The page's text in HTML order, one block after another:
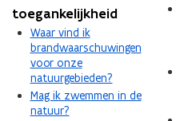
toegankelijkheid
Waar vind ik
brandwaarschuwingen
voor onze
natuurgebieden?
Mag ik zwemmen in de
natuur?